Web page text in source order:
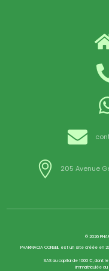
205 Avenue
© 2026
PHARMACIA CONSEIL est un site créée en
SAS au capital de 1000 €, dont le
immatriculée au